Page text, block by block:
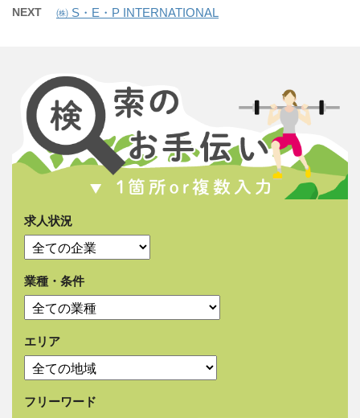
NEXT ㈱ S・E・P INTERNATIONAL
求人状況
業種・条件
エリア
フリーワード